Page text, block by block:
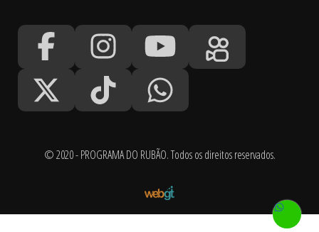
© 2020 - PROGRAMA DO RUBÃO. Todos os direitos reservados.